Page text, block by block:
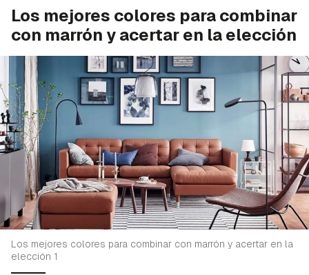
Los mejores colores para combinar
con marrón y acertar en la elección
Los mejores colores para combinar con marrón y acertar en la
elección 1